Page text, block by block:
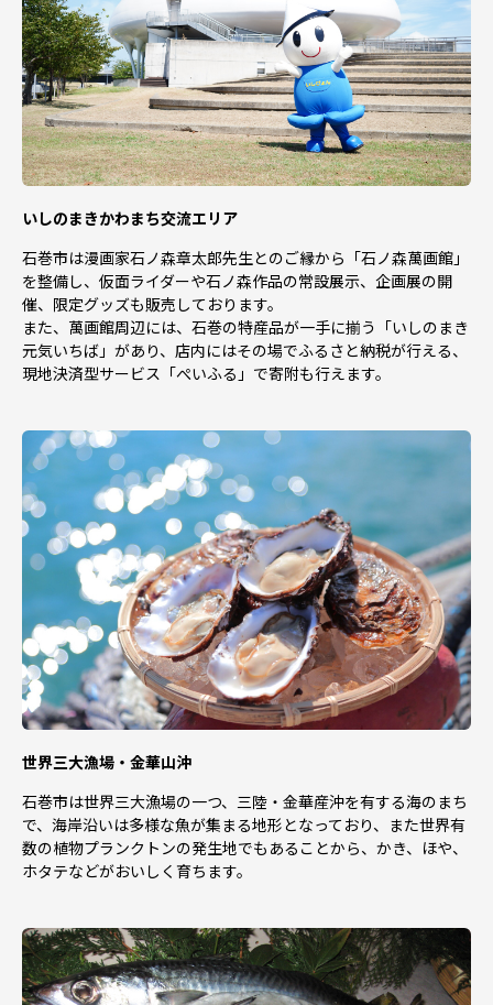
いしのまきかわまち交流エリア
石巻市は漫画家石ノ森章太郎先生とのご縁から「石ノ森萬画館」
を整備し、仮面ライダーや石ノ森作品の常設展示、企画展の開
催、限定グッズも販売しております。
また、萬画館周辺には、石巻の特産品が一手に揃う「いしのまき
元気いちば」があり、店内にはその場でふるさと納税が行える、
現地決済型サービス「ぺいふる」で寄附も行えます。
世界三大漁場・金華山沖
石巻市は世界三大漁場の一つ、三陸・金華産沖を有する海のまち
で、海岸沿いは多様な魚が集まる地形となっており、また世界有
数の植物プランクトンの発生地でもあることから、かき、ほや、
ホタテなどがおいしく育ちます。